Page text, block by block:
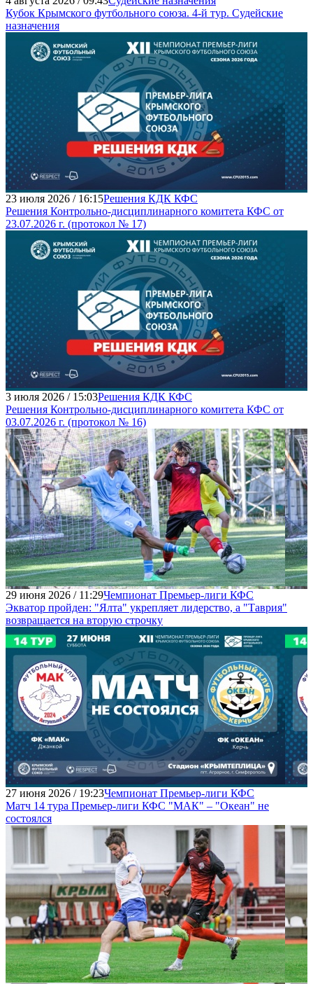
Кубок Крымского футбольного союза. 4-й тур. Судейские
назначения
23 июля 2026 / 16:15Решения КДК КФС
Решения Контрольно-дисциплинарного комитета КФС от
23.07.2026 г. (протокол № 17)
3 июля 2026 / 15:03Решения КДК КФС
Решения Контрольно-дисциплинарного комитета КФС от
03.07.2026 г. (протокол № 16)
29 июня 2026 / 11:29Чемпионат Премьер-лиги КФС
Экватор пройден: "Ялта" укрепляет лидерство, а "Таврия"
возвращается на вторую строчку
27 июня 2026 / 19:23Чемпионат Премьер-лиги КФС
Матч 14 тура Премьер-лиги КФС "МАК" – "Океан" не
состоялся